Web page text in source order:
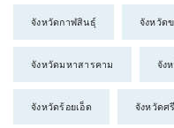
จังหวัดกาฬสินธุ์ จังหวัด
จังหวัดมหาสารคาม จัง
จังหวัดร้อยเอ็ด จังหวัดศ